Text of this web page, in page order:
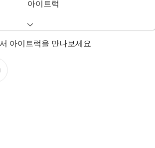
아이트럭
아이트럭을 만나보세요